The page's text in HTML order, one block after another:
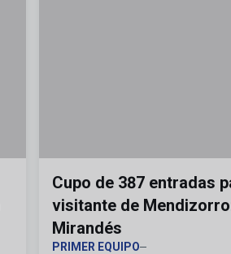
Cupo de 387 entradas
visitante de
Mirandés
PRIMER EQUIPO